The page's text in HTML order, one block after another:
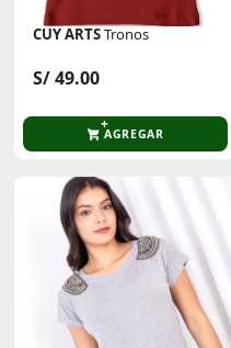
CUY ARTSTronos
S/ 49.00
AGREGAR